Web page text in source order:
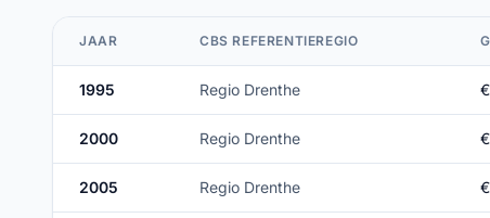
JAAR CBS REFERENTIEREGIO
1995 Regio Drenthe
2000 Regio Drenthe
2005 Regio Drenthe